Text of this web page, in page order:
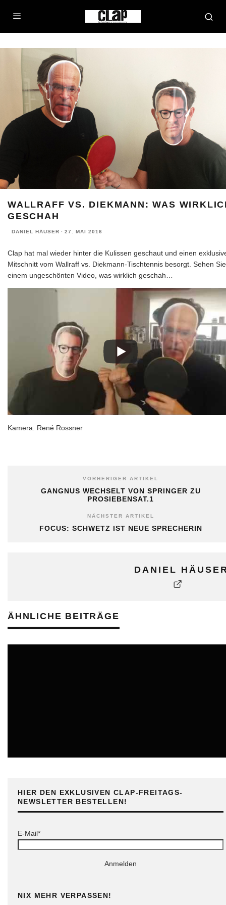
WALLRAFF VS. DIEKMANN: WAS
GESCHAH
DANIEL HÄUSER · 27. MAI 2016
Clap hat mal wieder hinter die Kulissen geschaut und einen
Mitschnitt vom Wallraff vs. Diekmann-Tischtennis besorgt. Sehen
einem ungeschönten Video, was wirklich geschah…
Kamera: René Rossner
VORHERIGER ARTIKEL
GANGNUS WECHSELT VON SPRINGER ZU
PROSIEBENSAT.1
NÄCHSTER ARTIKEL
FOCUS: SCHWETZ IST NEUE SPRECHERIN
DANIEL
ÄHNLICHE BEITRÄGE
HIER DEN EXKLUSIVEN CLAP-FREITAGS-
NEWSLETTER BESTELLEN!
E-Mail*
Anmelden
NIX MEHR VERPASSEN!